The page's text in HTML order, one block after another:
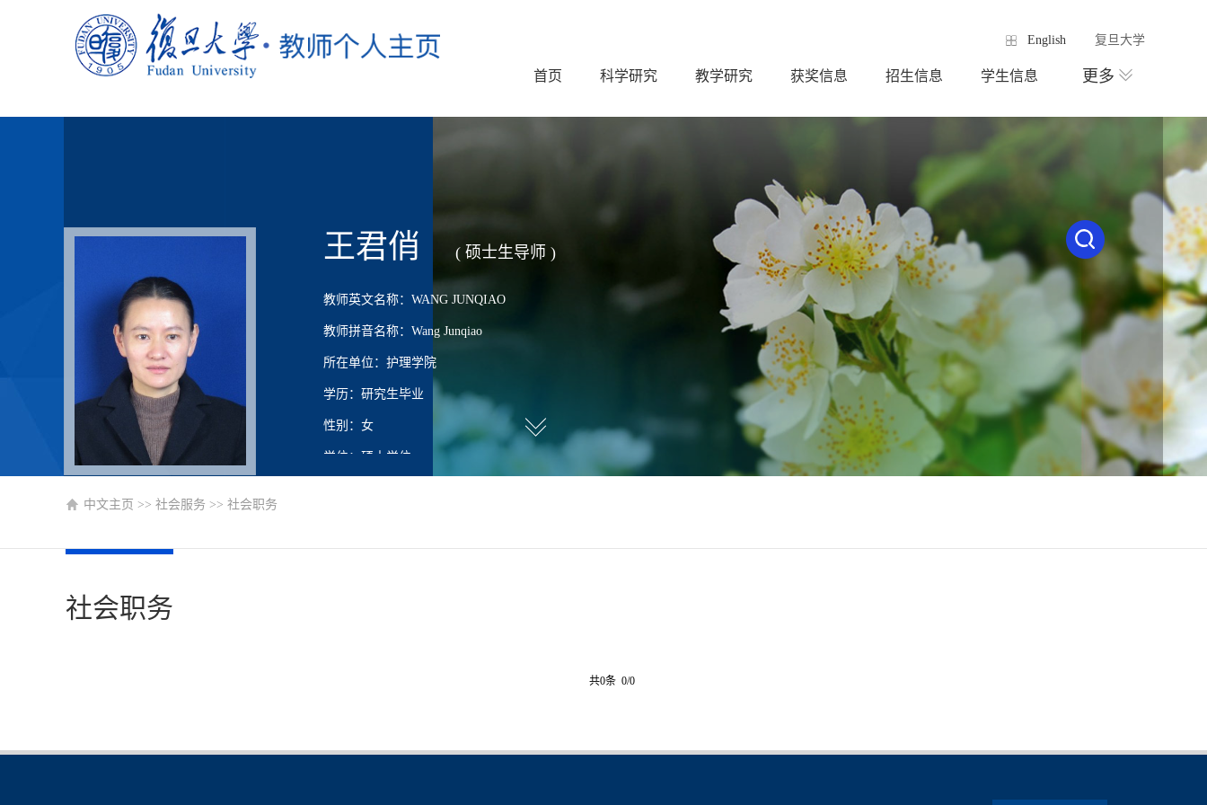
English 复旦大学
首页 科学研究 教学研究 获奖信息 招生信息 学生信息 更多
王君俏 ( 硕士生导师 )
教师英文名称：WANG JUNQIAO
教师拼音名称：Wang Junqiao
所在单位：护理学院
学历：研究生毕业
性别：女
学位：硕士学位
中文主页 >> 社会服务 >> 社会职务
社会职务
共0条 0/0